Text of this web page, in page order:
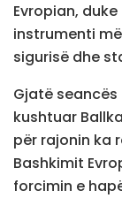
Evropian,
instrumenti
sigurisë dhe
Gjatë
kushtuar
për rajonin ka
Bashkimit
forcimin e